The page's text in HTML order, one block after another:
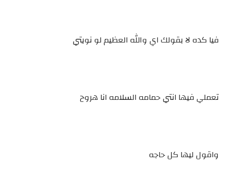
فيا كده لا بقولك اي والله العظيم لو نويتي
تعملي فيها انتي حمامه السلامه انا هروح
واقول ليها كل حاجه